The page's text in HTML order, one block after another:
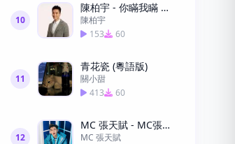
10
陳柏宇 - 你瞞我瞞 （粵語）
陳柏宇
153
60
11
青花瓷 (粵語版)
關小甜
413
60
12
MC 張天賦 - MC張天賦-男人怎可以1
MC 張天賦